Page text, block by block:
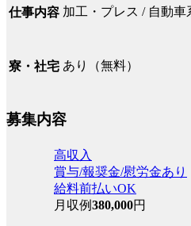
仕事内容 加工・プレス / 自動車
寮・社宅 あり（無料）
募集内容
高収入
賞与/報奨金/慰労金あり
給料前払いOK
月収例380,000円